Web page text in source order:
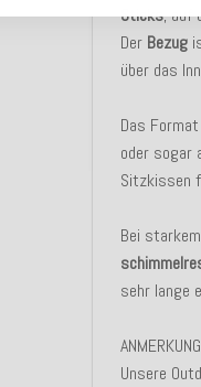
Sticks, auf
Der Bezug
über das
Das
oder sogar
Sitzkissen
Bei
sehr lange
Unsere